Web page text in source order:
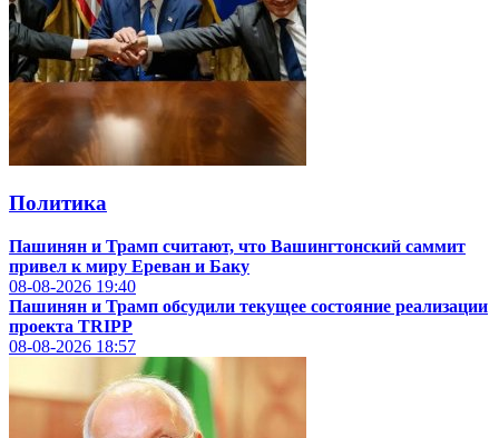
Политика
Пашинян и Трамп считают, что Вашингтонский саммит
привел к миру Ереван и Баку
08-08-2026 19:40
Пашинян и Трамп обсудили текущее состояние реализации
проекта TRIPP
08-08-2026 18:57